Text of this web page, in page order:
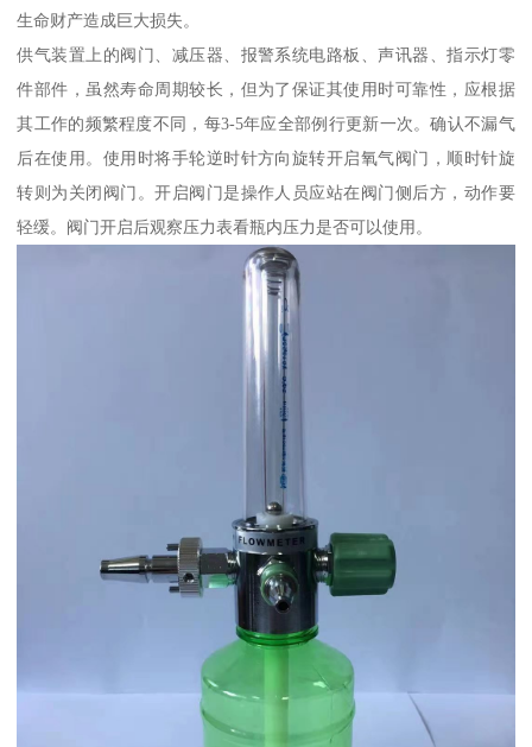
生命财产造成巨大损失。
供气装置上的阀门、减压器、报警系统电路板、声讯器、指示灯零
件部件，虽然寿命周期较长，但为了保证其使用时可靠性，应根据
其工作的频繁程度不同，每3-5年应全部例行更新一次。确认不漏气
后在使用。使用时将手轮逆时针方向旋转开启氧气阀门，顺时针旋
转则为关闭阀门。开启阀门是操作人员应站在阀门侧后方，动作要
轻缓。阀门开启后观察压力表看瓶内压力是否可以使用。